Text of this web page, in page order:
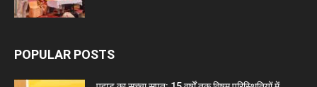
POPULAR POSTS